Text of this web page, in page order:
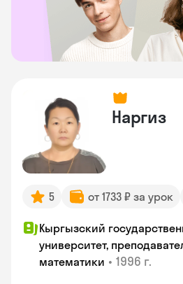
Наргиз
5 от 1733 ₽ за урок
Кыргызский
университет,
математики • 1996 г.